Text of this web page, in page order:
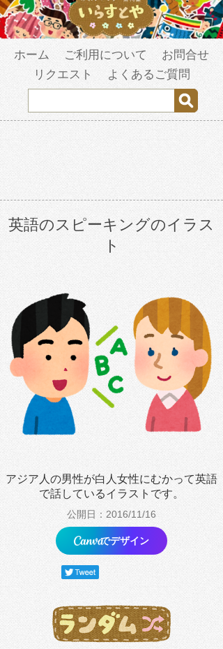
ホーム ご利用について
お問合せ
リクエスト
よくあるご質問
英語のスピーキングのイラス
ト
アジア人の男性が白人女性にむかって英語
で話しているイラストです。
公開日：2016/11/16
でデザイン